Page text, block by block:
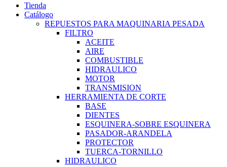
Tienda
Catálogo
REPUESTOS PARA MAQUINARIA PESADA
FILTRO
ACEITE
AIRE
COMBUSTIBLE
HIDRAULICO
MOTOR
TRANSMISION
HERRAMIENTA DE CORTE
BASE
DIENTES
ESQUINERA-SOBRE ESQUINERA
PASADOR-ARANDELA
PROTECTOR
TUERCA-TORNILLO
HIDRAULICO